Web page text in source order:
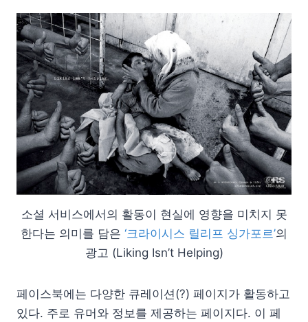
소셜 서비스에서의 활동이 현실에 영향을 미치지 못
한다는 의미를 담은 ‘크라이시스 릴리프 싱가포르’의
광고 (Liking Isn’t Helping)
페이스북에는 다양한 큐레이션(?) 페이지가 활동하고
있다. 주로 유머와 정보를 제공하는 페이지다. 이 페